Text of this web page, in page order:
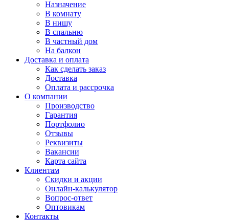
Назначение
В комнату
В нишу
В спальню
В частный дом
На балкон
Доставка и оплата
Как сделать заказ
Доставка
Оплата и рассрочка
О компании
Производство
Гарантия
Портфолио
Отзывы
Реквизиты
Вакансии
Карта сайта
Клиентам
Скидки и акции
Онлайн-калькулятор
Вопрос-ответ
Оптовикам
Контакты